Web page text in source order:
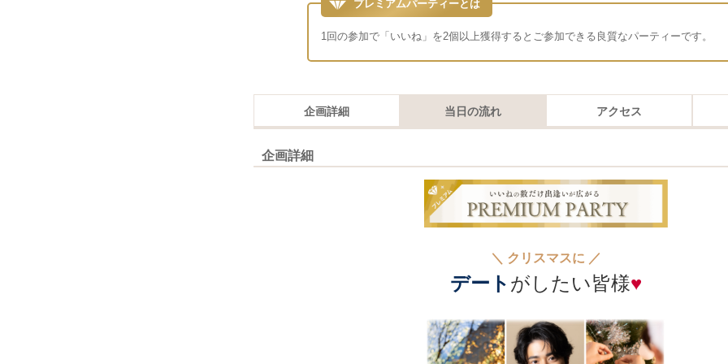
プレミアムパーティーとは
1回の参加で「いいね」を2個以上獲得するとご参加できる良質なパーティーです。
企画詳細 当日の流れ アクセス
企画詳細
＼ クリスマスに ／
デート がしたい皆様♥